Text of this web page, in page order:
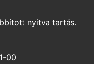
nyitva tartás.
00